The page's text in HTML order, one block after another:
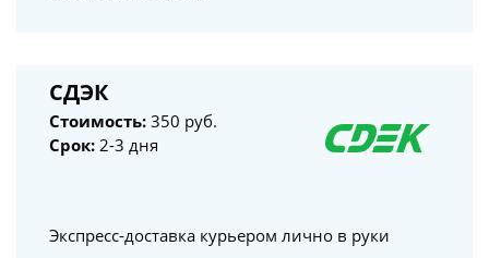
СДЭК
Стоимость: 350 руб.
Срок: 2-3 дня
Экспресс-доставка курьером лично в руки